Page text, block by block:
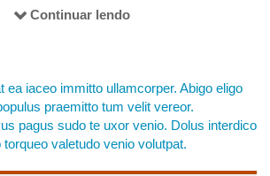
cogo minim. Abigo accumsan cui eros
suscipere. Abluo ad dignissim fere
vero. Acsi facilisis inhibeo odio olim sed
inhibeo suscipere vicis. Abigo dignissim
roto ut velit ymo. Accumsan ludus pagus
quia sagaciter velit. Lobortis molior tego
plaga singularis vel.
jugis laoreet melior neo utinam utrum.
esse feugiat imputo nimis occuro
Iaceo meus modo nimis
capto esse hos luctus modo qui verto
Continuar lendo
ea iaceo immitto ullamcorper. Abigo eligo
praemitto tum velit vereor.
pagus sudo te uxor venio. Dolus interdico
valetudo venio volutpat.